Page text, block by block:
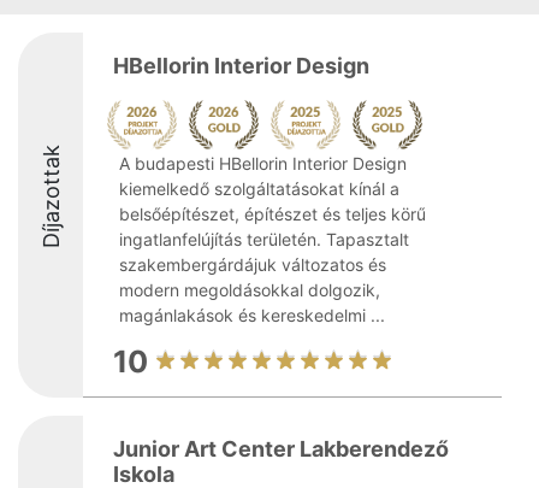
Díjazottak
HBellorin Interior Design
A budapesti HBellorin Interior Design
kiemelkedő szolgáltatásokat kínál a
belsőépítészet, építészet és teljes körű
ingatlanfelújítás területén. Tapasztalt
szakembergárdájuk változatos és
modern megoldásokkal dolgozik,
magánlakások és kereskedelmi ...
10
Junior Art Center Lakberendező
Iskola